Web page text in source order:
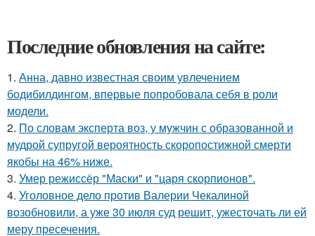
Последние обновления на сайте:
1. Анна, давно известная своим увлечением
бодибилдингом, впервые попробовала себя в роли
модели.
2. По словам эксперта воз, у мужчин с образованной и
мудрой супругой вероятность скоропостижной смерти
якобы на 46% ниже.
3. Умер режиссёр "Маски" и "царя скорпионов".
4. Уголовное дело против Валерии Чекалиной
возобновили, а уже 30 июля суд решит, ужесточать ли ей
меру пресечения.